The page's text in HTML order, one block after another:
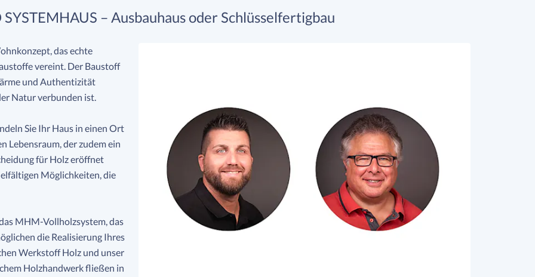
– Ausbauhaus oder Schlüsselfertigbau
das echte
vereint. Der Baustoff
und Authentizität
Natur verbunden ist.
Sie Ihr Haus in einen Ort
Lebensraum, der zudem ein
für Holz eröffnet
Möglichkeiten, die
MHM-Vollholzsystem, das
die Realisierung Ihres
Werkstoff Holz und unser
Holzhandwerk fließen in